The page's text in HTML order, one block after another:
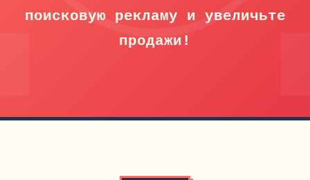
поисковую рекламу и увеличьте
продажи!